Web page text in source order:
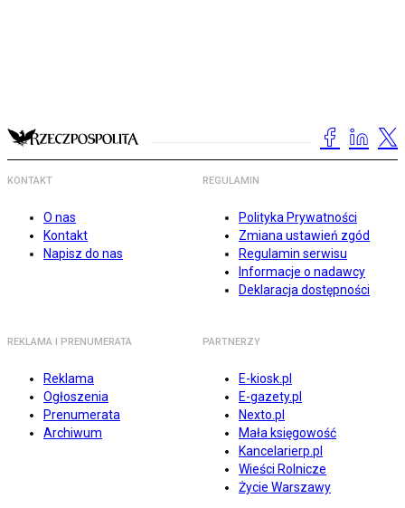
KONTAKT
O nas
Kontakt
Napisz do nas
REGULAMIN
Polityka Prywatności
Zmiana ustawień zgód
Regulamin serwisu
Informacje o nadawcy
Deklaracja dostępności
REKLAMA I PRENUMERATA
Reklama
Ogłoszenia
Prenumerata
Archiwum
PARTNERZY
E-kiosk.pl
E-gazety.pl
Nexto.pl
Mała księgowość
Kancelarierp.pl
Wieści Rolnicze
Życie Warszawy